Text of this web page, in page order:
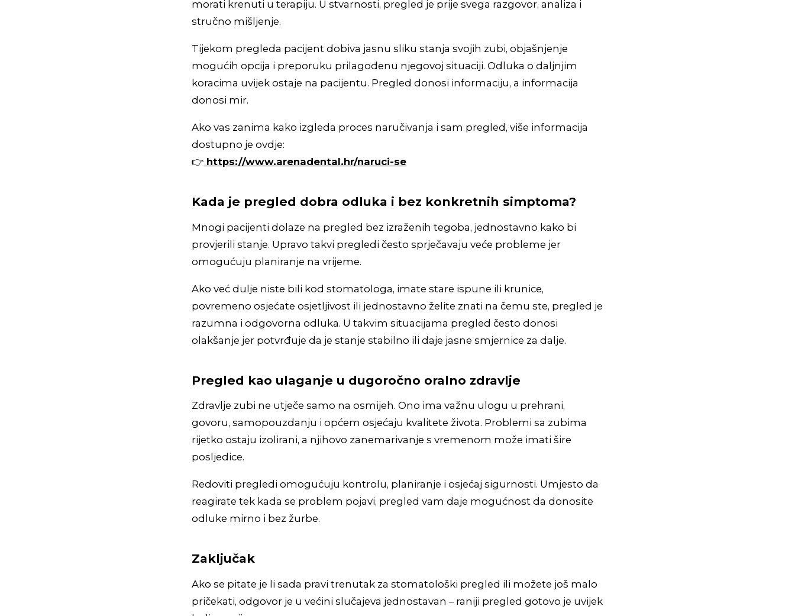
morati krenuti u terapiju. U stvarnosti, pregled je prije svega razgovor, analiza i
stručno mišljenje.
Tijekom pregleda pacijent dobiva jasnu sliku stanja svojih zubi, objašnjenje
mogućih opcija i preporuku prilagođenu njegovoj situaciji. Odluka o daljnjim
koracima uvijek ostaje na pacijentu. Pregled donosi informaciju, a informacija
donosi mir.
Ako vas zanima kako izgleda proces naručivanja i sam pregled, više informacija
dostupno je ovdje:
👉 https://www.arenadental.hr/naruci-se
Kada je pregled dobra odluka i bez konkretnih simptoma?
Mnogi pacijenti dolaze na pregled bez izraženih tegoba, jednostavno kako bi
provjerili stanje. Upravo takvi pregledi često sprječavaju veće probleme jer
omogućuju planiranje na vrijeme.
Ako već dulje niste bili kod stomatologa, imate stare ispune ili krunice,
povremeno osjećate osjetljivost ili jednostavno želite znati na čemu ste, pregled je
razumna i odgovorna odluka. U takvim situacijama pregled često donosi
olakšanje jer potvrđuje da je stanje stabilno ili daje jasne smjernice za dalje.
Pregled kao ulaganje u dugoročno oralno zdravlje
Zdravlje zubi ne utječe samo na osmijeh. Ono ima važnu ulogu u prehrani,
govoru, samopouzdanju i općem osjećaju kvalitete života. Problemi sa zubima
rijetko ostaju izolirani, a njihovo zanemarivanje s vremenom može imati šire
posljedice.
Redoviti pregledi omogućuju kontrolu, planiranje i osjećaj sigurnosti. Umjesto da
reagirate tek kada se problem pojavi, pregled vam daje mogućnost da donosite
odluke mirno i bez žurbe.
Zaključak
Ako se pitate je li sada pravi trenutak za stomatološki pregled ili možete još malo
pričekati, odgovor je u većini slučajeva jednostavan – raniji pregled gotovo je uvijek